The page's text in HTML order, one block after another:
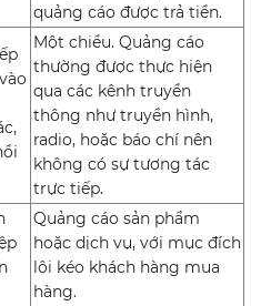
quảng cáo được trả tiền.
Một chiều. Quảng cáo
thường được thực hiện
qua các kênh truyền
thông như truyền hình,
radio, hoặc báo chí nên
không có sự tương tác
trực tiếp.
Quảng cáo sản phẩm
hoặc dịch vụ, với mục đích
lôi kéo khách hàng mua
hàng.